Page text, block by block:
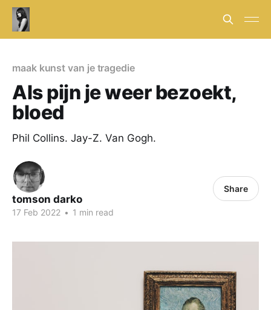
maak kunst van je tragedie
Als pijn je weer bezoekt,
bloed
Phil Collins. Jay-Z. Van Gogh.
tomson darko
17 Feb 2022 • 1 min read
Share